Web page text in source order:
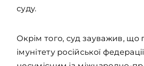
суду.
Окрім того, суд зауважив, що
імунітету російської